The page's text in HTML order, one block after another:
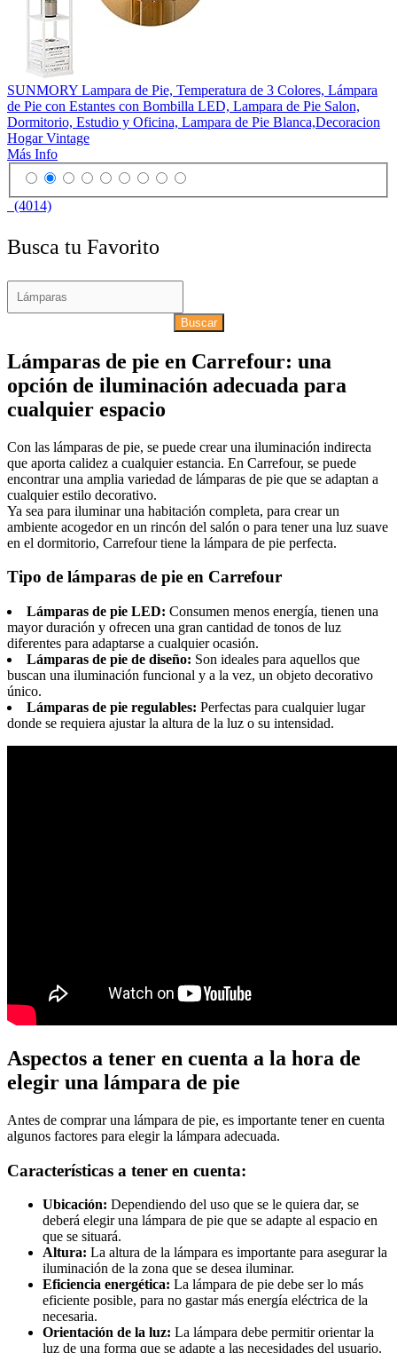
SUNMORY Lampara de Pie, Temperatura de 3 Colores, Lámpara
de Pie con Estantes con Bombilla LED, Lampara de Pie Salon,
Dormitorio, Estudio y Oficina, Lampara de Pie Blanca,Decoracion
Hogar Vintage
Más Info
(4014)
Busca tu Favorito
Buscar
Lámparas de pie en Carrefour: una
opción de iluminación adecuada para
cualquier espacio
Con las lámparas de pie, se puede crear una iluminación indirecta
que aporta calidez a cualquier estancia. En Carrefour, se puede
encontrar una amplia variedad de lámparas de pie que se adaptan a
cualquier estilo decorativo.
Ya sea para iluminar una habitación completa, para crear un
ambiente acogedor en un rincón del salón o para tener una luz suave
en el dormitorio, Carrefour tiene la lámpara de pie perfecta.
Tipo de lámparas de pie en Carrefour
Lámparas de pie LED: Consumen menos energía, tienen una
mayor duración y ofrecen una gran cantidad de tonos de luz
diferentes para adaptarse a cualquier ocasión.
Lámparas de pie de diseño: Son ideales para aquellos que
buscan una iluminación funcional y a la vez, un objeto decorativo
único.
Lámparas de pie regulables: Perfectas para cualquier lugar
donde se requiera ajustar la altura de la luz o su intensidad.
Aspectos a tener en cuenta a la hora de
elegir una lámpara de pie
Antes de comprar una lámpara de pie, es importante tener en cuenta
algunos factores para elegir la lámpara adecuada.
Características a tener en cuenta:
Ubicación: Dependiendo del uso que se le quiera dar, se
deberá elegir una lámpara de pie que se adapte al espacio en
que se situará.
Altura: La altura de la lámpara es importante para asegurar la
iluminación de la zona que se desea iluminar.
Eficiencia energética: La lámpara de pie debe ser lo más
eficiente posible, para no gastar más energía eléctrica de la
necesaria.
Orientación de la luz: La lámpara debe permitir orientar la
luz de una forma que se adapte a las necesidades del usuario.